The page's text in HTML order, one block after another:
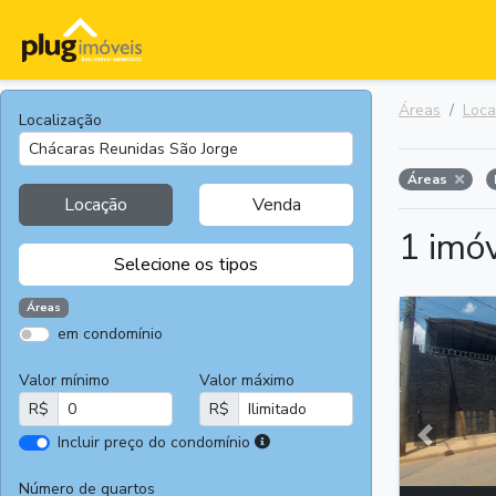
Localização
Locação Venda
Selecione os tipos
Casas
Casas
Comerciais
Salas
Chácaras e
Áreas
em condomínio
Valor mínimo
R$
Valor máximo
R$
Incluir preço do condomínio
I
Número de quartos
Áreas
Áreas
1
Anterior